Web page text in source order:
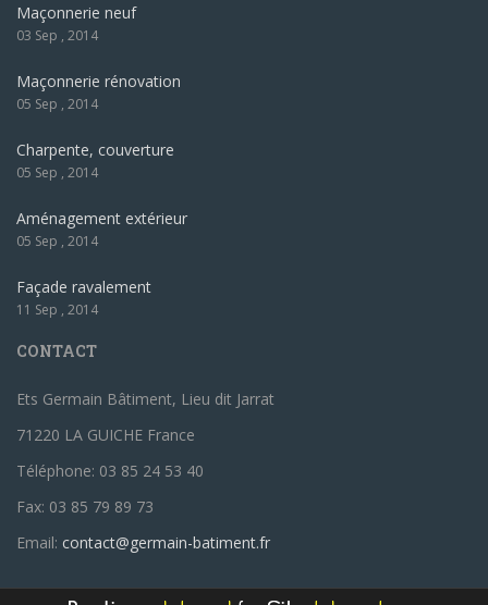
Maçonnerie neuf
03 Sep , 2014
Maçonnerie rénovation
05 Sep , 2014
Charpente, couverture
05 Sep , 2014
Aménagement extérieur
05 Sep , 2014
Façade ravalement
11 Sep , 2014
CONTACT
Ets Germain Bâtiment, Lieu dit Jarrat
71220 LA GUICHE France
Téléphone: 03 85 24 53 40
Fax: 03 85 79 89 73
Email: contact@germain-batiment.fr